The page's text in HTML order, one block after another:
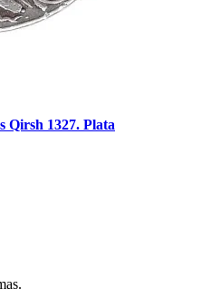
Qirsh 1327. Plata